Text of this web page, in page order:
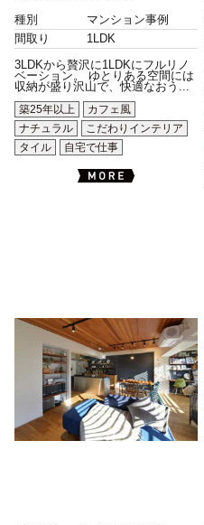
種別
マンション事例
間取り
1LDK
3LDKから贅沢に1LDKにフルリノ
ベーション。 ゆとりある空間には
収納が盛り沢山で、快適なおう...
築25年以上
カフェ風
ナチュラル
こだわりインテリア
タイル
自宅で仕事